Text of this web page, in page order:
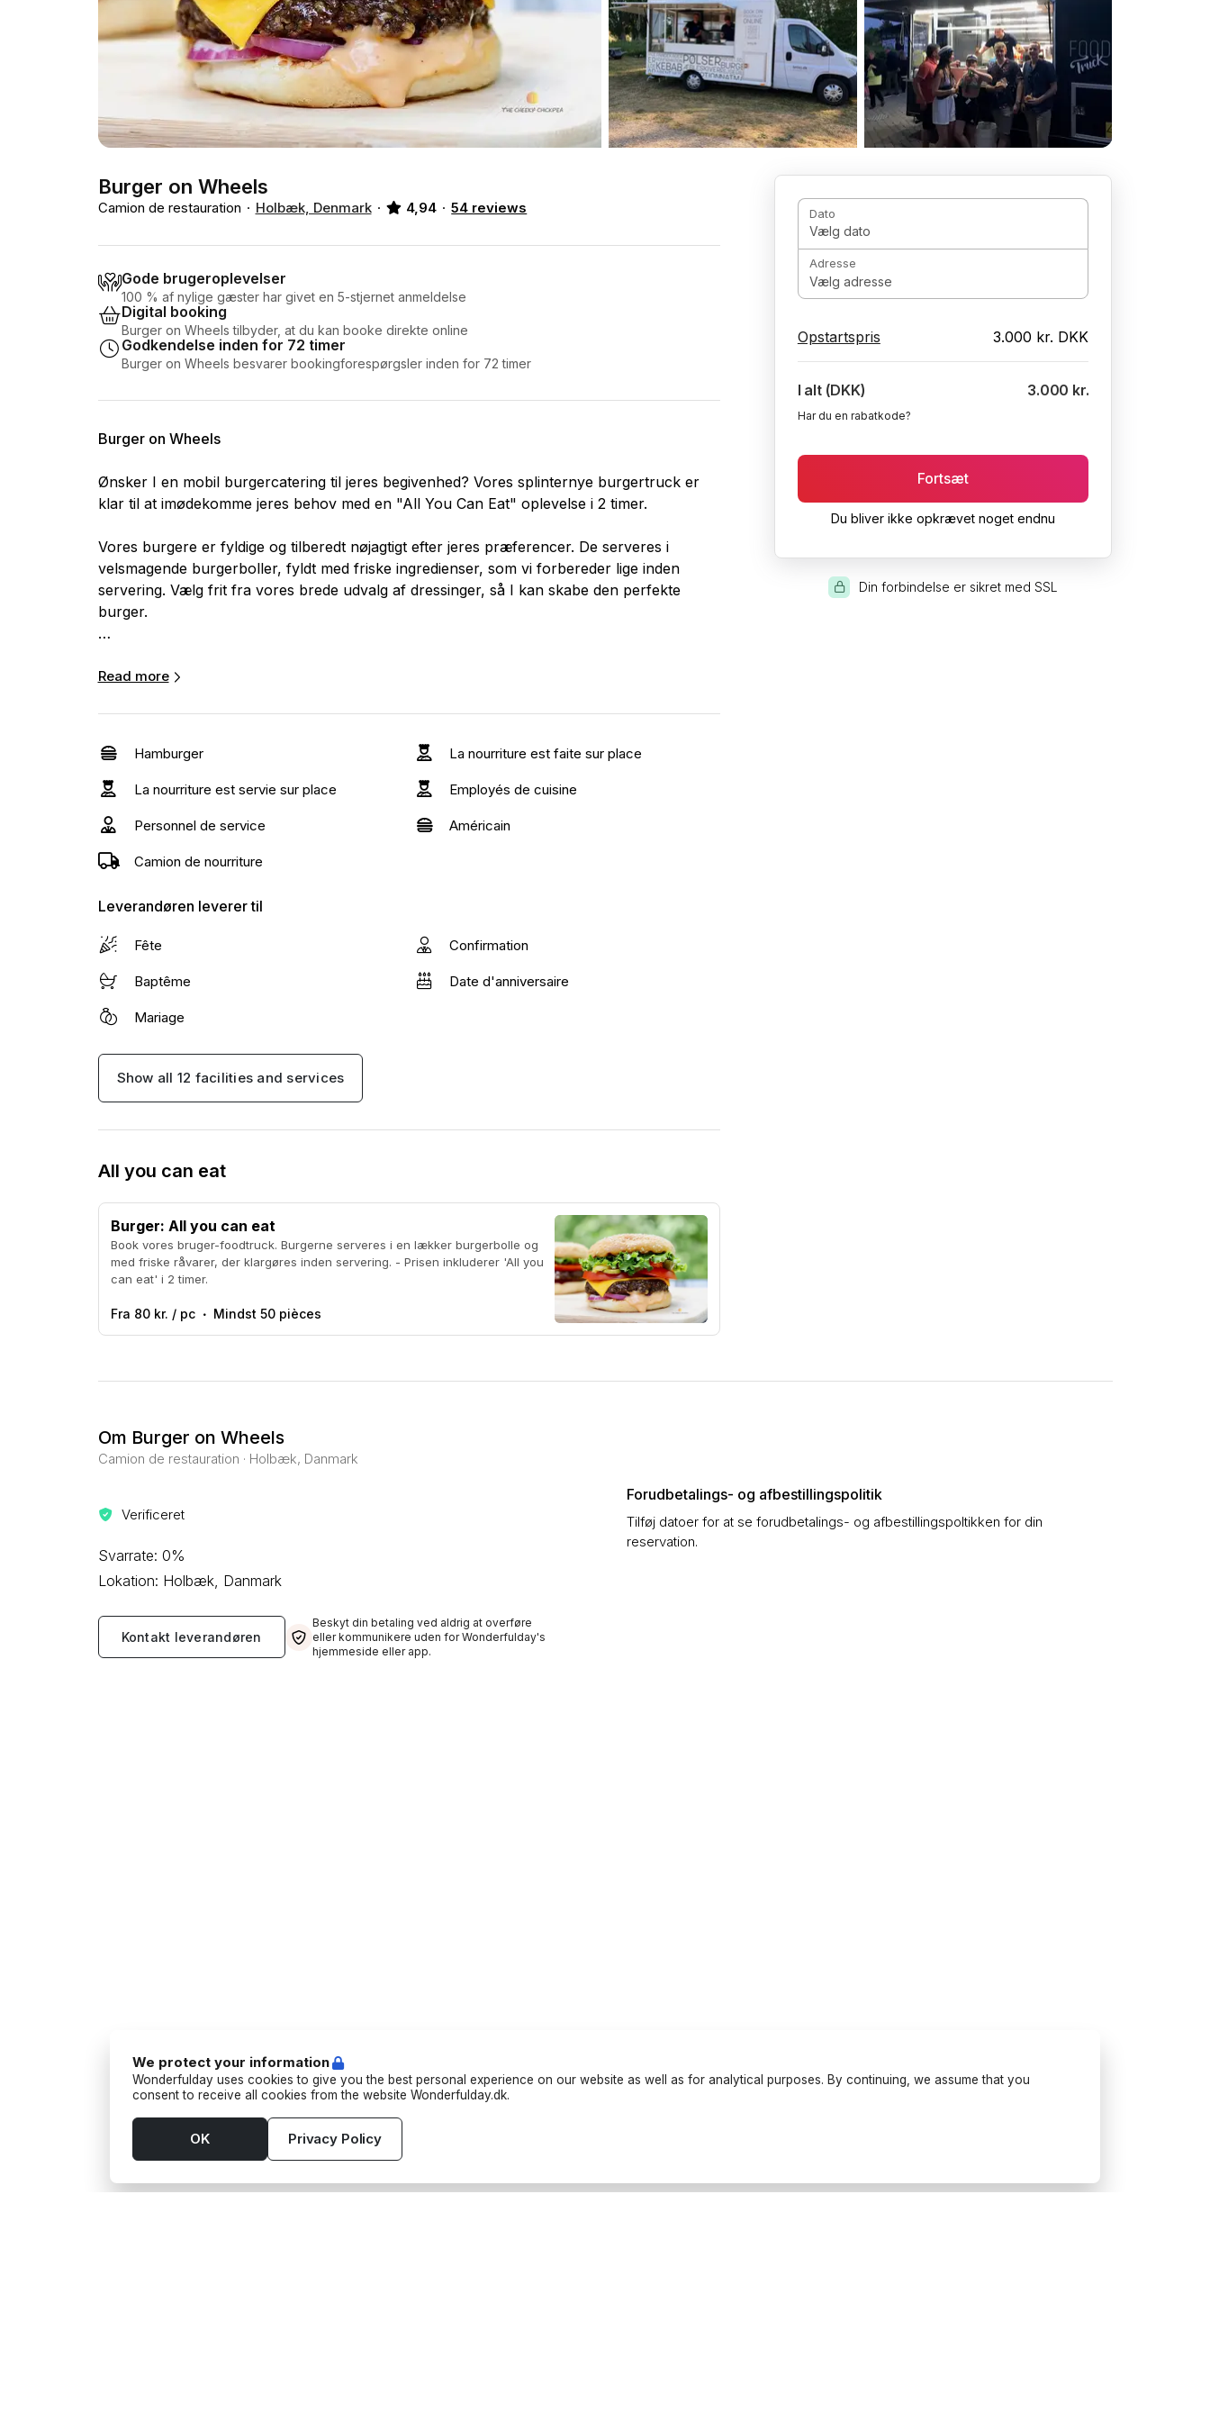
Burger on Wheels
Camion de restauration Holbæk, Denmark 4,94 54 reviews
Gode brugeroplevelser
100 % af nylige gæster har givet en 5-stjernet anmeldelse
Digital booking
Burger on Wheels tilbyder, at du kan booke direkte online
Godkendelse inden for 72 timer
Burger on Wheels besvarer bookingforespørgsler inden for 72 timer
Burger on Wheels
Ønsker I en mobil burgercatering til jeres begivenhed? Vores splinternye burgertruck er
klar til at imødekomme jeres behov med en "All You Can Eat" oplevelse i 2 timer.
Vores burgere er fyldige og tilberedt nøjagtigt efter jeres præferencer. De serveres i
velsmagende burgerboller, fyldt med friske ingredienser, som vi forbereder lige inden
servering. Vælg frit fra vores brede udvalg af dressinger, så I kan skabe den perfekte
burger.
cheeseburgere, men I har mulighed for at vælge andre varianter, såsom
Alle vores madvogne er hovedsageligt gasdrevne, hvilket betyder, at vi kun kræver adgang
til en almindelig 220V stikkontakt inden for en radius af 25 meter.
gæster og helt op til 2500.
Read more
Hamburger La nourriture est faite sur place
La nourriture est servie sur place Employés de cuisine
Personnel de service Américain
Camion de nourriture
Leverandøren leverer til
Fête Confirmation
Baptême Date d'anniversaire
Mariage
Show all 12 facilities and services
All you can eat
Burger: All you can eat
Book vores bruger-foodtruck. Burgerne serveres i en lækker burgerbolle og
med friske råvarer, der klargøres inden servering. - Prisen inkluderer 'All you
can eat' i 2 timer.
Fra 80 kr. / pc Mindst 50 pièces
Dato
Vælg dato
Adresse
Vælg adresse
Opstartspris 3.000 kr. DKK
I alt (DKK) 3.000 kr.
Har du en rabatkode?
Fortsæt
Du bliver ikke opkrævet noget endnu
Din forbindelse er sikret med SSL
Om Burger on Wheels
Camion de restauration · Holbæk, Danmark
Verificeret
Svarrate: 0%
Lokation: Holbæk, Danmark
Kontakt leverandøren
Beskyt din betaling ved aldrig at overføre
eller kommunikere uden for Wonderfulday's
hjemmeside eller app.
Forudbetalings- og afbestillingspolitik
Tilføj datoer for at se forudbetalings- og afbestillingspoltikken for din
reservation.
We protect your information
Wonderfulday uses cookies to give you the best personal experience on our website as well as for analytical purposes. By continuing, we assume that you
consent to receive all cookies from the website Wonderfulday.dk.
Privacy Policy
OK